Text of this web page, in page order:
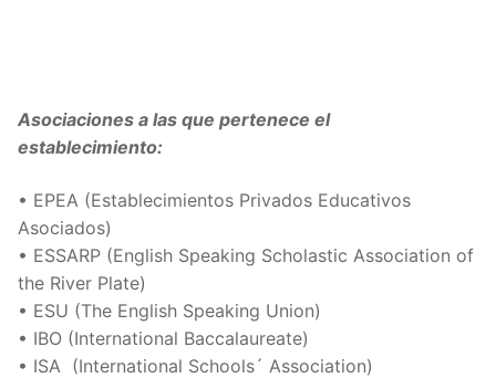
Asociaciones a las que pertenece el
establecimiento:
• EPEA (Establecimientos Privados Educativos
Asociados)
• ESSARP (English Speaking Scholastic Association of
the River Plate)
• ESU (The English Speaking Union)
• IBO (International Baccalaureate)
• ISA (International Schools´ Association)